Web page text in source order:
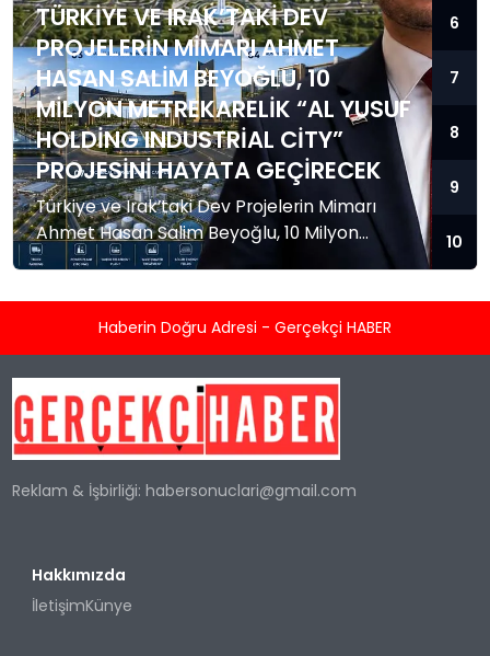
TÜRKIYE VE IRAK’TAKI DEV
PROJELERIN MIMARI AHMET
HASAN SALIM BEYOĞLU, 10
MILYON METREKARELIK “AL YUSUF
HOLDING INDUSTRIAL CITY”
PROJESINI HAYATA GEÇIRECEK
Türkiye ve Irak’taki Dev Projelerin Mimarı
Ahmet Hasan Salim Beyoğlu, 10 Milyon
Metrekarelik “Al Yusuf Holding Industrial City”
üzere uluslararası alanda gerçekleştirdiği
Ahmet Hasan Salim Beyoğlu, bölgesel
ticarete damgasını vuracak dev bir mega
projeye imza atmaya hazırlanıyor. Türkiye...
6
7
8
9
10
Haberin Doğru Adresi - Gerçekçi HABER
Reklam & İşbirliği:habersonuclari@gmail.com
Hakkımızda
İletişimKünye